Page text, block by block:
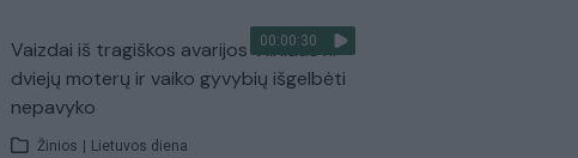
00:00:30
Vaizdai iš tragiškos avarijos Vilniaus r.:
dviejų moterų ir vaiko gyvybių išgelbėti
nepavyko
Žinios Lietuvos diena